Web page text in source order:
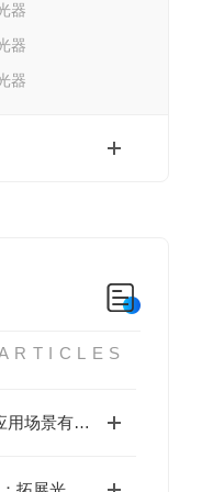
器
器
器
超宽光谱光源的应用场景有哪些？